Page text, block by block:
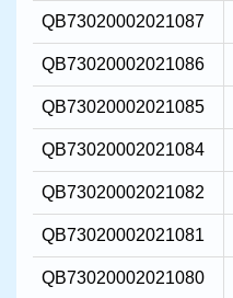
QB73020002021087
QB73020002021086
QB73020002021085
QB73020002021084
QB73020002021082
QB73020002021081
QB73020002021080